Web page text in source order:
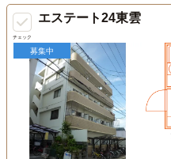
チェック
エステート24東雲
募集中